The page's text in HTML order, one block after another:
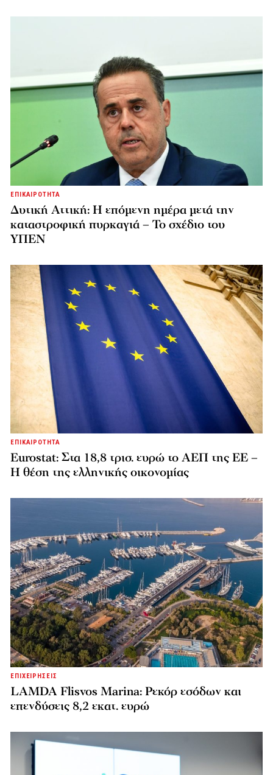
ΕΠΙΚΑΙΡΟΤΗΤΑ
Δυτική Αττική: Η επόμενη ημέρα μετά την
καταστροφική πυρκαγιά – Το σχέδιο του
ΥΠΕΝ
ΕΠΙΚΑΙΡΟΤΗΤΑ
Eurostat: Στα 18,8 τρισ. ευρώ το ΑΕΠ της ΕΕ –
Η θέση της ελληνικής οικονομίας
ΕΠΙΧΕΙΡΗΣΕΙΣ
LAMDA Flisvos Marina: Ρεκόρ εσόδων και
επενδύσεις 8,2 εκατ. ευρώ